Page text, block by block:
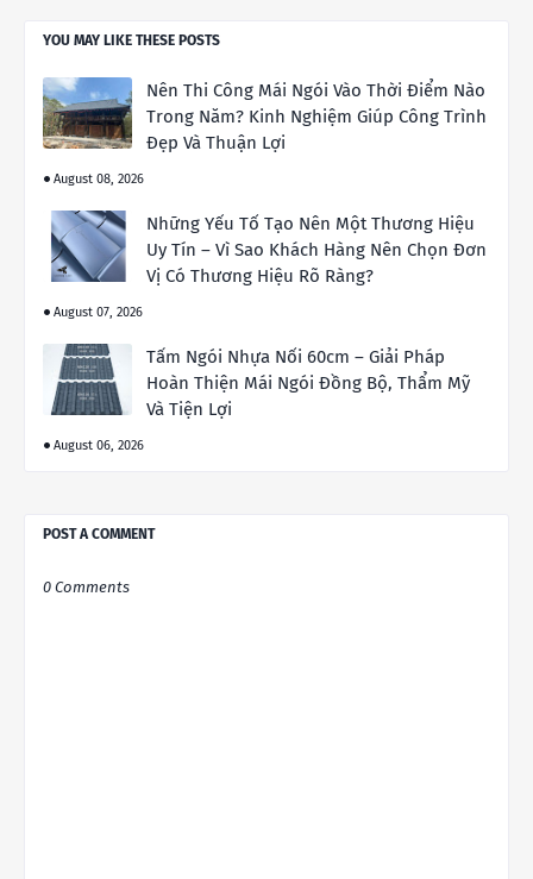
YOU MAY LIKE THESE POSTS
Nên Thi Công Mái Ngói Vào Thời Điểm Nào
Trong Năm? Kinh Nghiệm Giúp Công Trình
Đẹp Và Thuận Lợi
August 08, 2026
Những Yếu Tố Tạo Nên Một Thương Hiệu
Uy Tín – Vì Sao Khách Hàng Nên Chọn Đơn
Vị Có Thương Hiệu Rõ Ràng?
August 07, 2026
Tấm Ngói Nhựa Nối 60cm – Giải Pháp
Hoàn Thiện Mái Ngói Đồng Bộ, Thẩm Mỹ
Và Tiện Lợi
August 06, 2026
POST A COMMENT
0 Comments